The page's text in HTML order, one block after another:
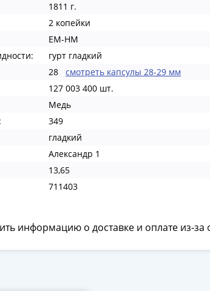
1811 г.
2 копейки
ЕМ-НМ
гурт гладкий
28
смотреть капсулы 28-29 мм
127 003 400 шт.
Медь
349
гладкий
Александр 1
13,65
711403
информацию о доставке и оплате из-